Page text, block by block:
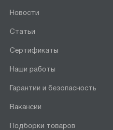
Новости
Статьи
Сертификаты
Наши работы
Гарантии и безопасность
Вакансии
Подборки товаров